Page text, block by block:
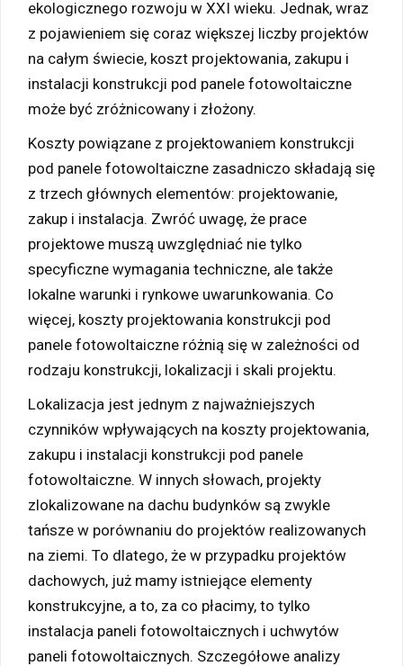
ekologicznego rozwoju w XXI wieku. Jednak, wraz
z pojawieniem się coraz większej liczby projektów
na całym świecie, koszt projektowania, zakupu i
instalacji konstrukcji pod panele fotowoltaiczne
może być zróżnicowany i złożony.
Koszty powiązane z projektowaniem konstrukcji
pod panele fotowoltaiczne zasadniczo składają się
z trzech głównych elementów: projektowanie,
zakup i instalacja. Zwróć uwagę, że prace
projektowe muszą uwzględniać nie tylko
specyficzne wymagania techniczne, ale także
lokalne warunki i rynkowe uwarunkowania. Co
więcej, koszty projektowania konstrukcji pod
panele fotowoltaiczne różnią się w zależności od
rodzaju konstrukcji, lokalizacji i skali projektu.
Lokalizacja jest jednym z najważniejszych
czynników wpływających na koszty projektowania,
zakupu i instalacji konstrukcji pod panele
fotowoltaiczne. W innych słowach, projekty
zlokalizowane na dachu budynków są zwykle
tańsze w porównaniu do projektów realizowanych
na ziemi. To dlatego, że w przypadku projektów
dachowych, już mamy istniejące elementy
konstrukcyjne, a to, za co płacimy, to tylko
instalacja paneli fotowoltaicznych i uchwytów
paneli fotowoltaicznych. Szczegółowe analizy